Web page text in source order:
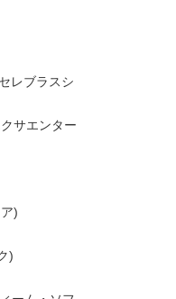
レブラスシ
サエンター
)
)